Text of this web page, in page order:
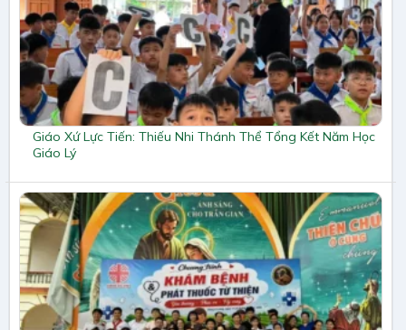
Giáo Xứ Lực Tiến: Thiếu Nhi Thánh Thể Tổng Kết Năm Học
Giáo Lý